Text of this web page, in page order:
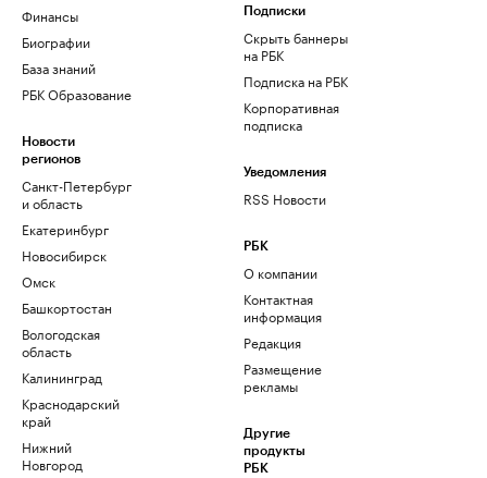
Финансы
Биографии
База знаний
РБК Образование
Новости
регионов
Санкт-Петербург
и область
Екатеринбург
Новосибирск
Омск
Башкортостан
Вологодская
область
Калининград
Краснодарский
край
Нижний
Новгород
Подписки
Скрыть баннеры
на РБК
Подписка на РБК
Корпоративная
подписка
Уведомления
RSS Новости
РБК
О компании
Контактная
информация
Редакция
Размещение
рекламы
Другие
продукты
РБК